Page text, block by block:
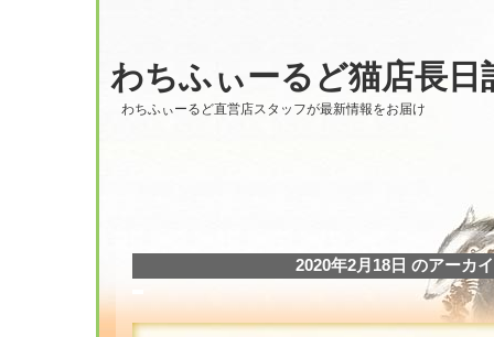
わちふぃーるど猫店長日
わちふぃーるど直営店スタッフが最新情報をお届け
2020年2月18日 のアーカ